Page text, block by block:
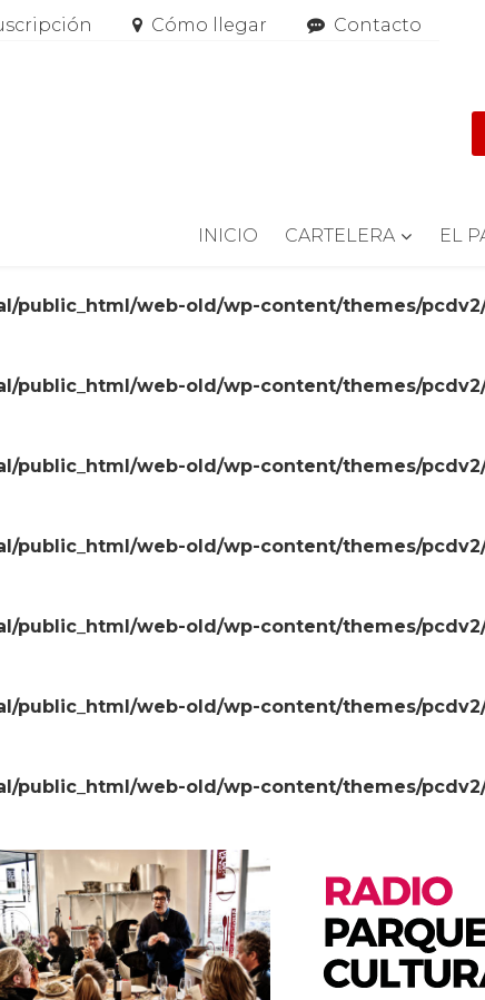
Cómo llegar Contacto
INICIO CARTELERA EL
public_html/web-old/wp-content/themes/
public_html/web-old/wp-content/themes/
public_html/web-old/wp-content/themes/
public_html/web-old/wp-content/themes/
public_html/web-old/wp-content/themes/
public_html/web-old/wp-content/themes/
public_html/web-old/wp-content/themes/